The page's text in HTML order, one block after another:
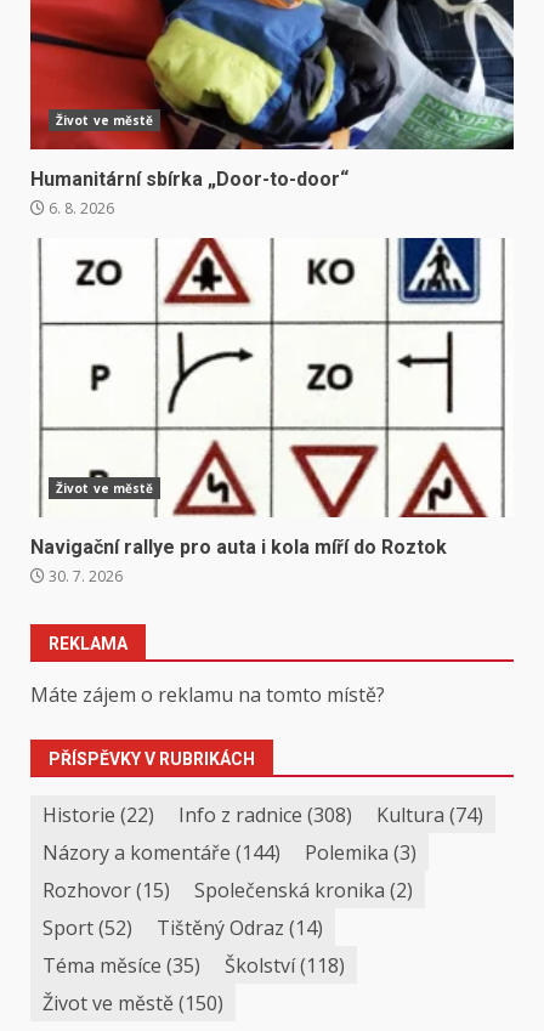
Život ve městě
Humanitární sbírka „Door-to-door“
6. 8. 2026
Život ve městě
Navigační rallye pro auta i kola míří do Roztok
30. 7. 2026
REKLAMA
Máte zájem o reklamu na tomto místě?
PŘÍSPĚVKY V RUBRIKÁCH
Historie (22) Info z radnice (308) Kultura (74)
Názory a komentáře (144) Polemika (3)
Rozhovor(15) Společenská kronika (2)
Sport(52) Tištěný Odraz (14)
Téma měsíce (35) Školství(118)
Život ve městě(150)